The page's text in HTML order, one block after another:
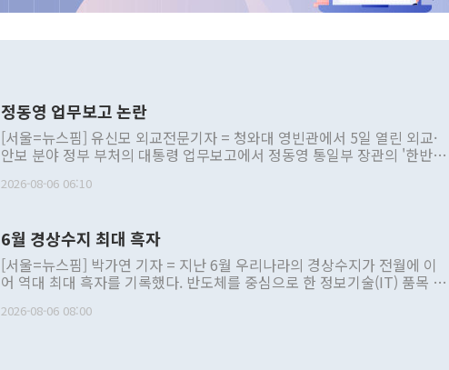
정동영 업무보고 논란
[서울=뉴스핌] 유신모 외교전문기자 = 청와대 영빈관에서 5일 열린 외교·
안보 분야 정부 부처의 대통령 업무보고에서 정동영 통일부 장관의 '한반도
발언 중에는 정부 내 조율을 거치지 않은 사안을 정책으로 추진하겠다고 공
주의적 희망에 근거한 비현실적 구상'이라는 비판을 내놨다. 그동안 정 장
관의 대북 정책 관련 발언이 물의를 빚은 적은 여러 번 있지만 대통령과 유
관 부처 장관이 공개적으로 부정적 입장을 표명한 것은 이례적이다. 정 장
관의 무리한 대북 접근법과 월권을 제어해야 한다는 목소리도 높아지고 있
다. [정동영 통일부 장관이 지난달 23일 오후 서울 종로구 정부서울청사에
2026-08-06 06:10
6월 경상수지 최대 흑자
[서울=뉴스핌] 박가연 기자 = 지난 6월 우리나라의 경상수지가 전월에 이
어 역대 최대 흑자를 기록했다. 반도체를 중심으로 한 정보기술(IT) 품목 수
료=한국은행] 한국은행이 6일 발표한 '2026년 6월 국제수지(잠정)'에 따르
2026-08-06 08:00